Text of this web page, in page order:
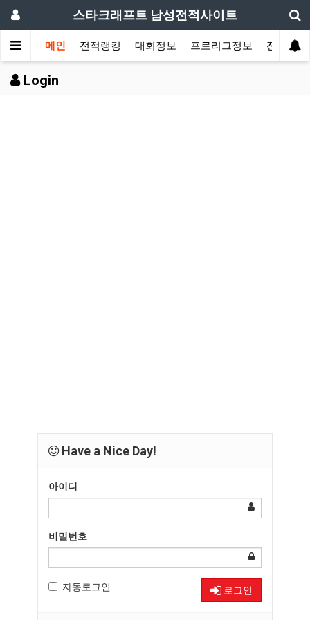
스타크래프트 남성전적사이트
메인 전적랭킹 대회정보 프로리그정보 전적검색
Login
Have a Nice Day!
아이디
비밀번호
자동로그인 로그인